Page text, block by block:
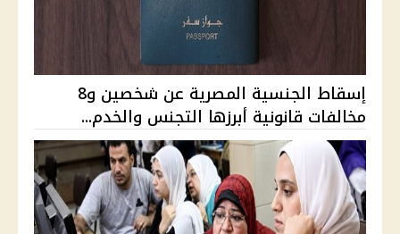
إسقاط الجنسية المصرية عن شخصين و8
مخالفات قانونية أبرزها التجنس والخدم...